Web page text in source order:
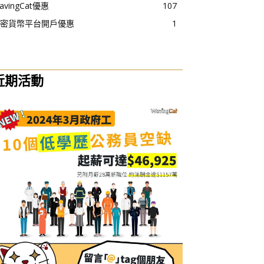
優惠
107
貨幣平台開戶優惠
1
期活動